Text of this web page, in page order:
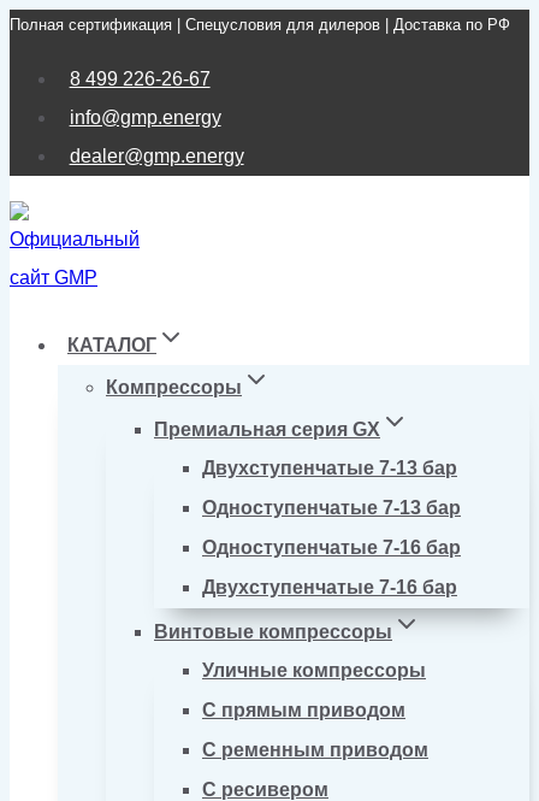
Перейти
Полная сертификация | Спецусловия для дилеров | Доставка по РФ
8 499 226-26-67
info@gmp.energy
dealer@gmp.energy
КАТАЛОГ
Компрессоры
Премиальная серия GX
Двухступенчатые 7-13 бар
Одноступенчатые 7-13 бар
Одноступенчатые 7-16 бар
Двухступенчатые 7-16 бар
Винтовые компрессоры
Уличные компрессоры
С прямым приводом
С ременным приводом
С ресивером